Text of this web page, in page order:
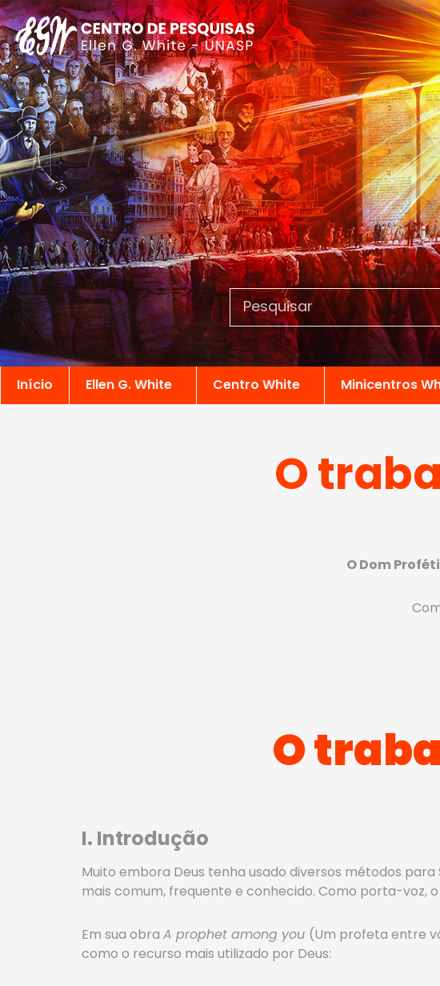
Início Ellen G. White Centro White Minicentros
O
O Dom
O
I. Introdução
Muito embora Deus tenha usado diversos métodos
mais comum, frequente e conhecido. Como porta-voz,
Em sua obra A prophet among you (Um profeta entre
como o recurso mais utilizado por Deus: